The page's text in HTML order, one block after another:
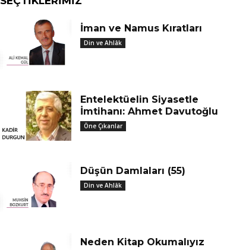
İman ve Namus Kıratları
Din ve Ahlâk
Entelektüelin Siyasetle
İmtihanı: Ahmet Davutoğlu
Öne Çıkanlar
Düşün Damlaları (55)
Din ve Ahlâk
Neden Kitap Okumalıyız